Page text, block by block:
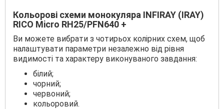
Кольорові схеми монокуляра INFIRAY (IRAY)
RICO Micro RH25/PFN640 +
Ви можете вибрати з чотирьох колірних схем, щоб
налаштувати параметри незалежно від рівня
видимості та характеру виконуваного завдання:
білий;
чорний;
червоний;
кольоровий.